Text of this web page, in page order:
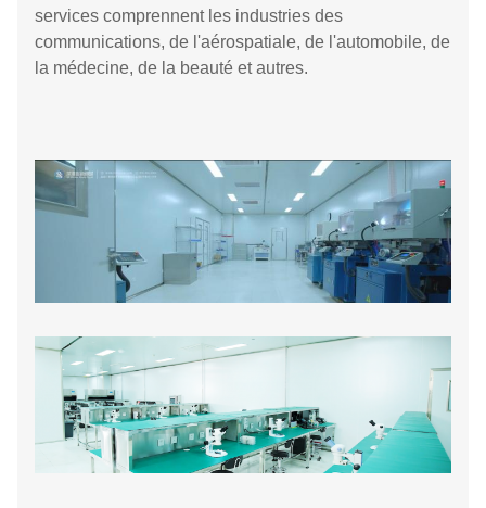
services comprennent les industries des
communications, de l'aérospatiale, de l'automobile, de
la médecine, de la beauté et autres.